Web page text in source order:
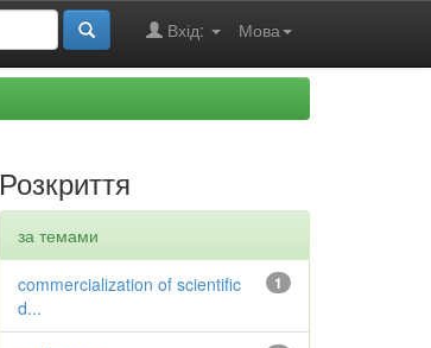
Мова
Вхід:
Розкриття
за темами
1
commercialization of scientific
d...